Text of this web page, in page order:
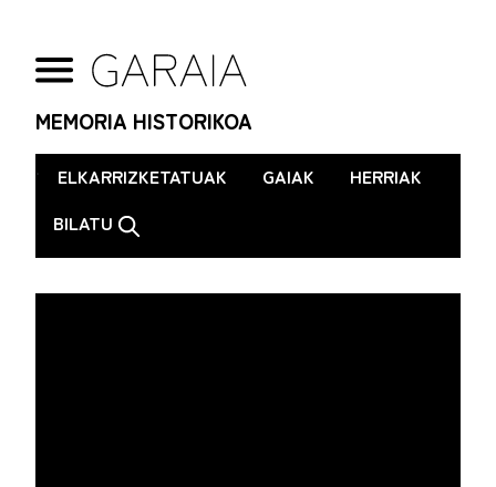
MEMORIA HISTORIKOA
. ELKARRIZKETATUAK GAIAK
HERRIAK
BILATU